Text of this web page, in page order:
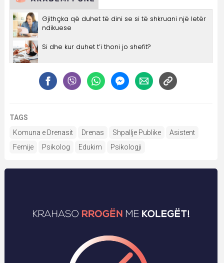
TAGS
Komuna e Drenasit
Drenas Shpallje Publike
Asistent
Femije
Psikolog Edukim Psikologji